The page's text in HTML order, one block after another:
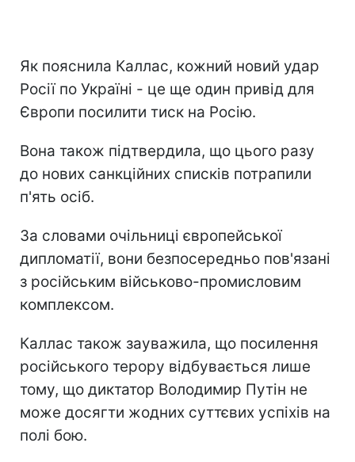
Як пояснила Каллас, кожний новий удар
Росії по Україні - це ще один привід для
Європи посилити тиск на Росію.
Вона також підтвердила, що цього разу
до нових санкційних списків потрапили
п'ять осіб.
За словами очільниці європейської
дипломатії, вони безпосередньо пов'язані
з російським військово-промисловим
комплексом.
Каллас також зауважила, що посилення
російського терору відбувається лише
тому, що диктатор Володимир Путін не
може досягти жодних суттєвих успіхів на
полі бою.